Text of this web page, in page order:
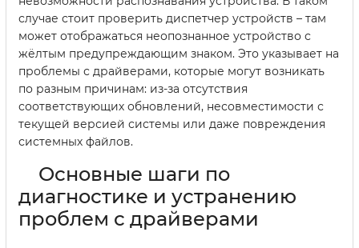
случае стоит проверить диспетчер устройств – там
может отображаться неопознанное устройство с
жёлтым предупреждающим знаком. Это указывает на
проблемы с драйверами, которые могут возникать
по разным причинам: из-за отсутствия
соответствующих обновлений, несовместимости с
текущей версией системы или даже повреждения
системных файлов.
Основные шаги по
диагностике и устранению
проблем с драйверами